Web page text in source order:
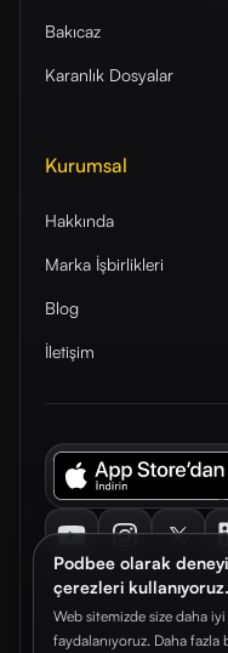
Podbee olarak
çerezleri kullanıyoruz.
Web sitemizde size daha
faydalanıyoruz. Daha fazla
Bakıcaz
Karanlık Dosyalar
Kurumsal
Hakkında
Marka İşbirlikleri
Blog
İletişim